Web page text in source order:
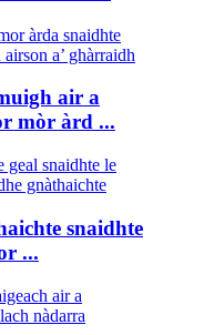
air a
mòr àrd ...
snaidhte
...